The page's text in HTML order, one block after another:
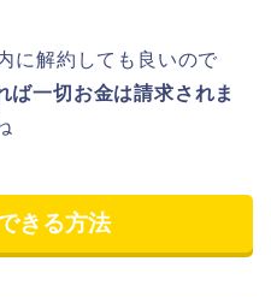
に解約しても良いので
ば一切お金は請求されま
きる方法